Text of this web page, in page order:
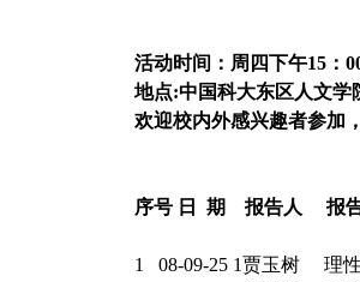
活动时间：周四下午15：
地点:中国科大东区人文学
欢迎校内外感兴趣者参加
序号 日 期 报告人 报
1 08-09-25 1贾玉